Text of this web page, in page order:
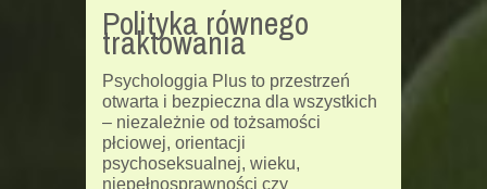
Polityka równego
traktowania
Psychologgia Plus to przestrzeń
otwarta i bezpieczna dla wszystkich
– niezależnie od tożsamości
płciowej, orientacji
psychoseksualnej, wieku,
niepełnosprawności czy